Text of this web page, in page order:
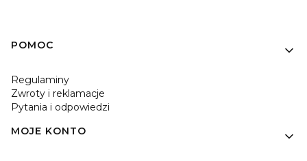
Linki w stopce
POMOC
Regulaminy
Zwroty i reklamacje
Pytania i odpowiedzi
MOJE KONTO